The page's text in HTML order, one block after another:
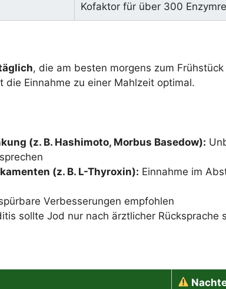
Kofaktor für über 300
, die am besten morgens zum
Einnahme zu einer Mahlzeit optimal.
(z. B. Hashimoto, Morbus Basedow):
(z. B. L-Thyroxin): Einnahme im
Verbesserungen empfohlen
sollte Jod nur nach ärztlicher Rücksprache